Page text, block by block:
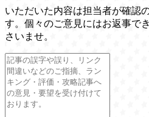
いただいた内容は担当者が確認
す。個々のご意見にはお返事で
さいませ。